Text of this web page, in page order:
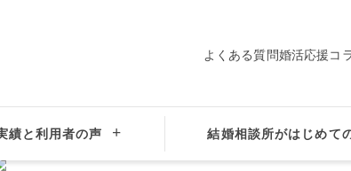
よくある質問婚活応援コ
績と利用者の声 結婚相談所がはじめて
がいい？独身でいるメリットとデメリットを解説